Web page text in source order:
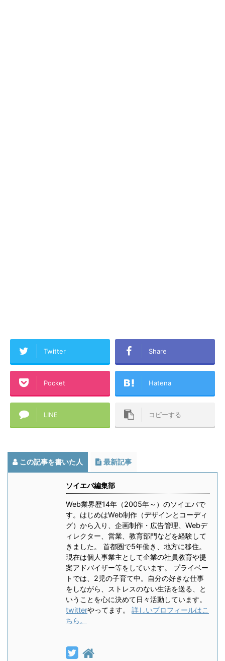
Twitter Share
Pocket Hatena
LINE コピーする
この記事を書いた人 最新記事
ソイエバ編集部
Web業界歴14年（2005年～）のソイエバで
す。はじめはWeb制作（デザインとコーディ
グ）から入り、企画制作・広告管理、Webデ
ィレクター、営業、教育部門などを経験して
きました。 首都圏で5年働き、地方に移住。
現在は個人事業主として企業の社員教育や提
案アドバイザー等をしています。 プライベー
トでは、2児の子育て中。自分の好きな仕事
をしながら、ストレスのない生活を送る、と
いうことを心に決めて日々活動しています。
twitterやってます。 詳しいプロフィールはこ
ちら。